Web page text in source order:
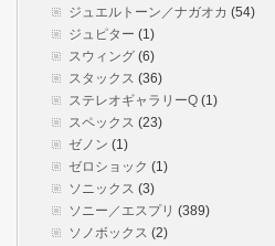
ジュエルトーン／ナガオカ (54)
ジュピター (1)
スウィング (6)
スタックス (36)
ステレオギャラリーQ (1)
スペックス (23)
ゼノン (1)
ゼロショック (1)
ソニックス (3)
ソニー／エスプリ (389)
ソノボックス (2)